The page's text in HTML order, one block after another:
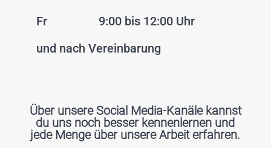
Fr 9:00 bis 12:00 Uhr
und nach Vereinbarung
Über unsere Social Media-Kanäle kannst
du uns noch besser kennenlernen und
jede Menge über unsere Arbeit erfahren.